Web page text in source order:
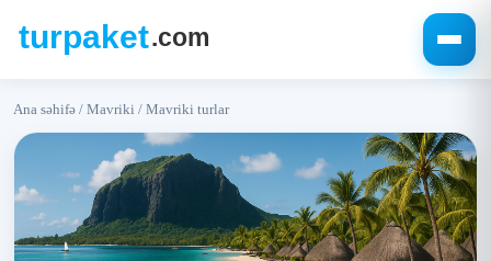
Ana səhifə / Mavriki / Mavriki turlar